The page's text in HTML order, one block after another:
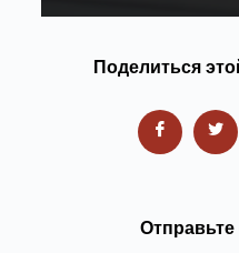
Поделиться